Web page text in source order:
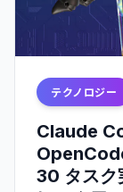
テクノロジー
Claude
30 タスク